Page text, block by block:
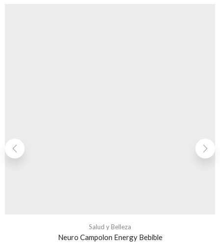
Salud y Belleza
Neuro Campolon Energy Bebible